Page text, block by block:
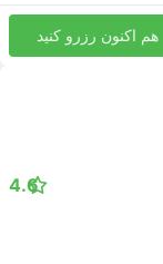
هم اکنون رزرو کنید
4.6